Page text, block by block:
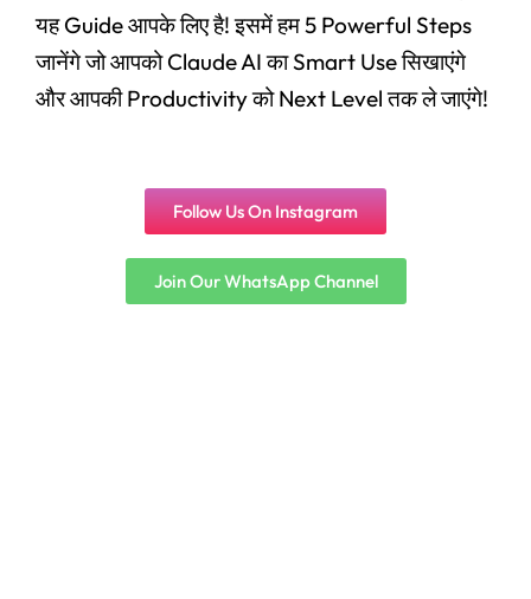
यह Guide आपके लिए है! इसमें हम 5 Powerful Steps
जानेंगे जो आपको Claude AI का Smart Use सिखाएंगे
और आपकी Productivity को Next Level तक ले जाएंगे!
Follow Us On Instagram
Join Our WhatsApp Channel